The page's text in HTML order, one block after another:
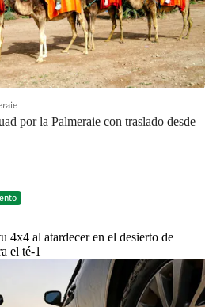
por la Palmeraie con traslado desde
4x4 al atardecer en el desierto de
el té-1